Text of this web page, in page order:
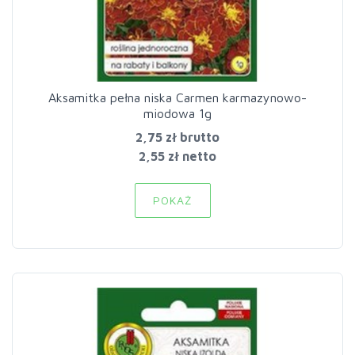
Aksamitka pełna niska Carmen karmazynowo-
miodowa 1g
2,75 zł brutto
2,55 zł netto
POKAŻ